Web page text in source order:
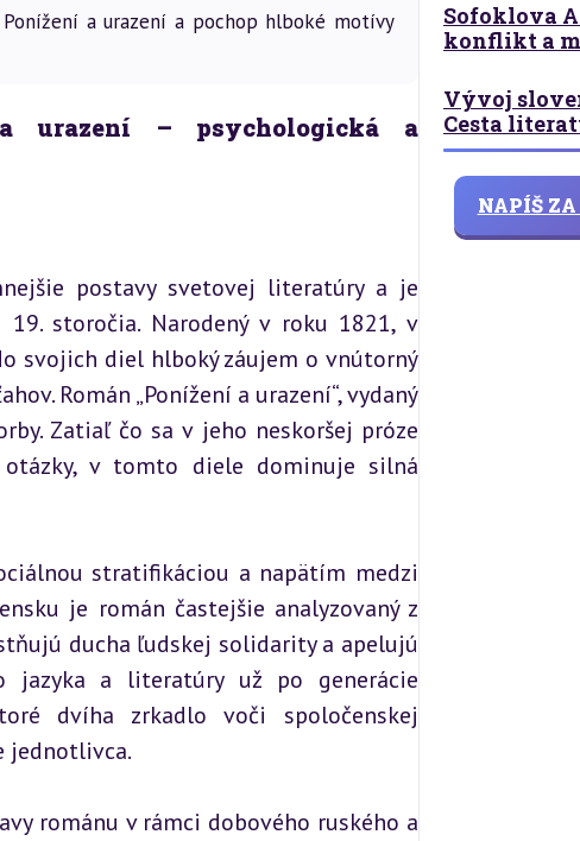
Ponížení a urazení a pochop hlboké motívy
urazení – psychologická a
postavy svetovej literatúry a je
storočia. Narodený v roku 1821, v
svojich diel hlboký záujem o vnútorný
Román „Ponížení a urazení“, vydaný
Zatiaľ čo sa v jeho neskoršej próze
v tomto diele dominuje silná
stratifikáciou a napätím medzi
je román častejšie analyzovaný z
ducha ľudskej solidarity a apelujú
jazyka a literatúry už po generácie
dvíha zrkadlo voči spoločenskej
jednotlivca.
románu v rámci dobového ruského a
Sofoklova
konflikt a
Vývoj
Cesta
NAPÍŠ